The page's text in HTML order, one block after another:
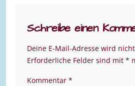
Schreibe einen
Deine E-Mail-Adresse wird
Erforderliche Felder sind mit *
Kommentar *